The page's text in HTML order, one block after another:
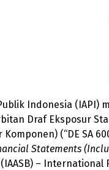
Indonesia (IAPI)
Draf Eksposur
(“DE SA
Statements
–